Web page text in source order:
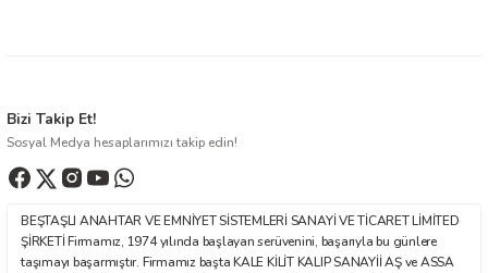
Ürün resmi kalitesiz, bozuk veya görüntülenemiyor.
Ürün açıklamasında eksik bilgiler bulunuyor.
Ürün bilgilerinde hatalar bulunuyor.
Bu ürüne benzer farklı alternatifler olmalı.
Bizi Takip Et!
Sosyal Medya hesaplarımızı takip edin!
BEŞTAŞLI ANAHTAR VE EMNİYET SİSTEMLERİ SANAYİ VE TİCARET LİMİTED
ŞİRKETİ Firmamız, 1974 yılında başlayan serüvenini, başarıyla bu günlere
taşımayı başarmıştır. Firmamız başta KALE KİLİT KALIP SANAYİİ AŞ ve ASSA